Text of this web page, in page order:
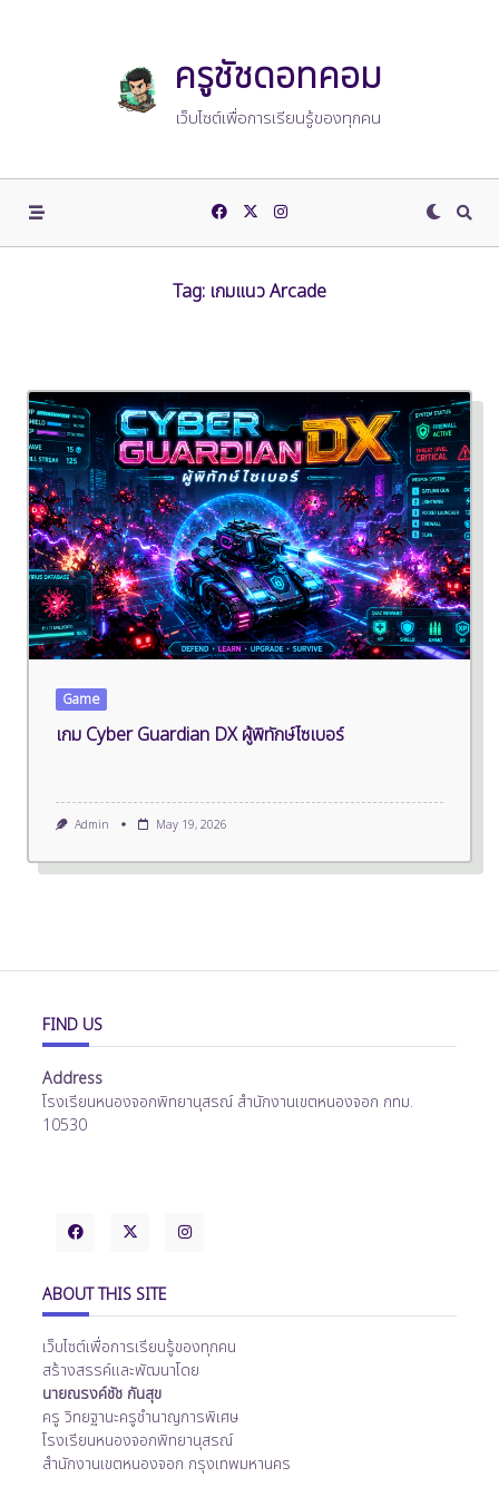
ครูชัชดอทคอม
เว็บไซต์เพื่อการเรียนรู้ของทุกคน
Tag: เกมแนว Arcade
Game
เกม Cyber Guardian DX ผู้พิทักษ์ไซเบอร์
Admin May 19, 2026
FIND US
Address
โรงเรียนหนองจอกพิทยานุสรณ์ สำนักงานเขตหนองจอก กทม.
10530
ABOUT THIS SITE
เว็บไซต์เพื่อการเรียนรู้ของทุกคน
สร้างสรรค์และพัฒนาโดย
นายณรงค์ชัช กันสุข
ครู วิทยฐานะครูชำนาญการพิเศษ
โรงเรียนหนองจอกพิทยานุสรณ์
สำนักงานเขตหนองจอก กรุงเทพมหานคร